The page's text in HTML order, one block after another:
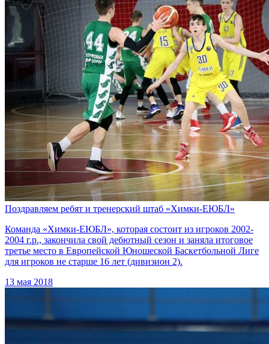
Поздравляем ребят и тренерский штаб «Химки-ЕЮБЛ»
Команда «Химки-ЕЮБЛ», которая состоит из игроков 2002-
2004 г.р., закончила свой дебютный сезон и заняла итоговое
третье место в Европейской Юношеской Баскетбольной Лиге
для игроков не старше 16 лет (дивизион 2).
13 мая 2018